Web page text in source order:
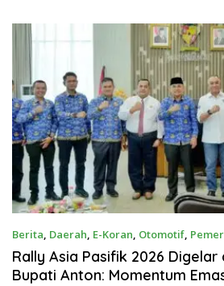
Berita, Daerah, E-Koran, Otomotif,
2026
Rally Asia Pasifik 2026 Digelar
Bupati Anton: Momentum